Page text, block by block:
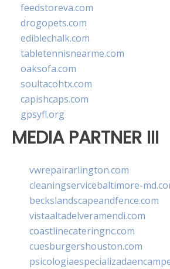
feedstoreva.com
drogopets.com
ediblechalk.com
tabletennisnearme.com
oaksofa.com
soultacohtx.com
capishcaps.com
gpsyfl.org
MEDIA PARTNER III
vwrepairarlington.com
cleaningservicebaltimore-
beckslandscapeandfence.com
vistaaltadelveramendi.com
coastlinecateringnc.com
cuesburgershouston.com